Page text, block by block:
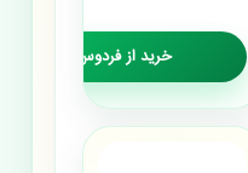
خرید از فردوس گز